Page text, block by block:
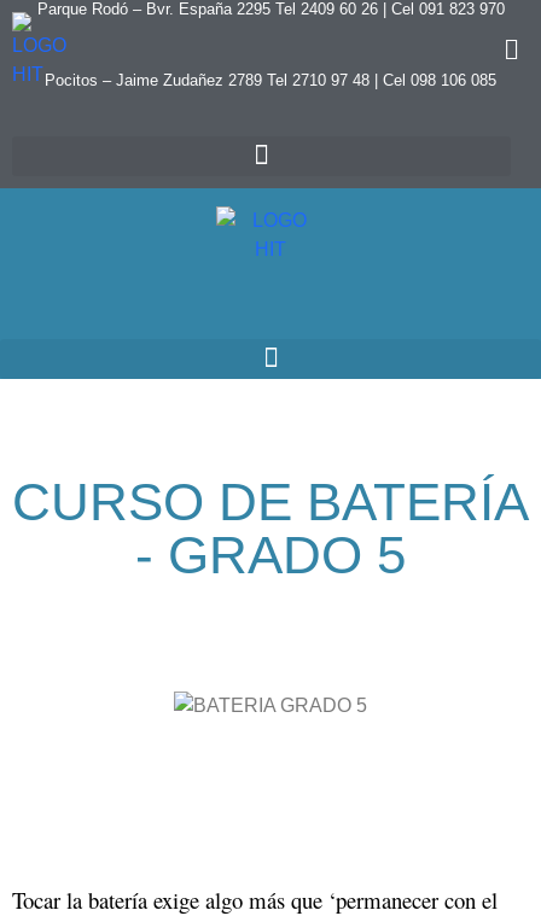
Parque Rodó – Bvr. España 2295 Tel 2409 60 26 | Cel 091 823 970
Pocitos – Jaime Zudañez 2789 Tel 2710 97 48 Cel 098 106 085
CURSO DE BATERÍA
- GRADO 5
Tocar la batería exige algo más que ‘permanecer con el